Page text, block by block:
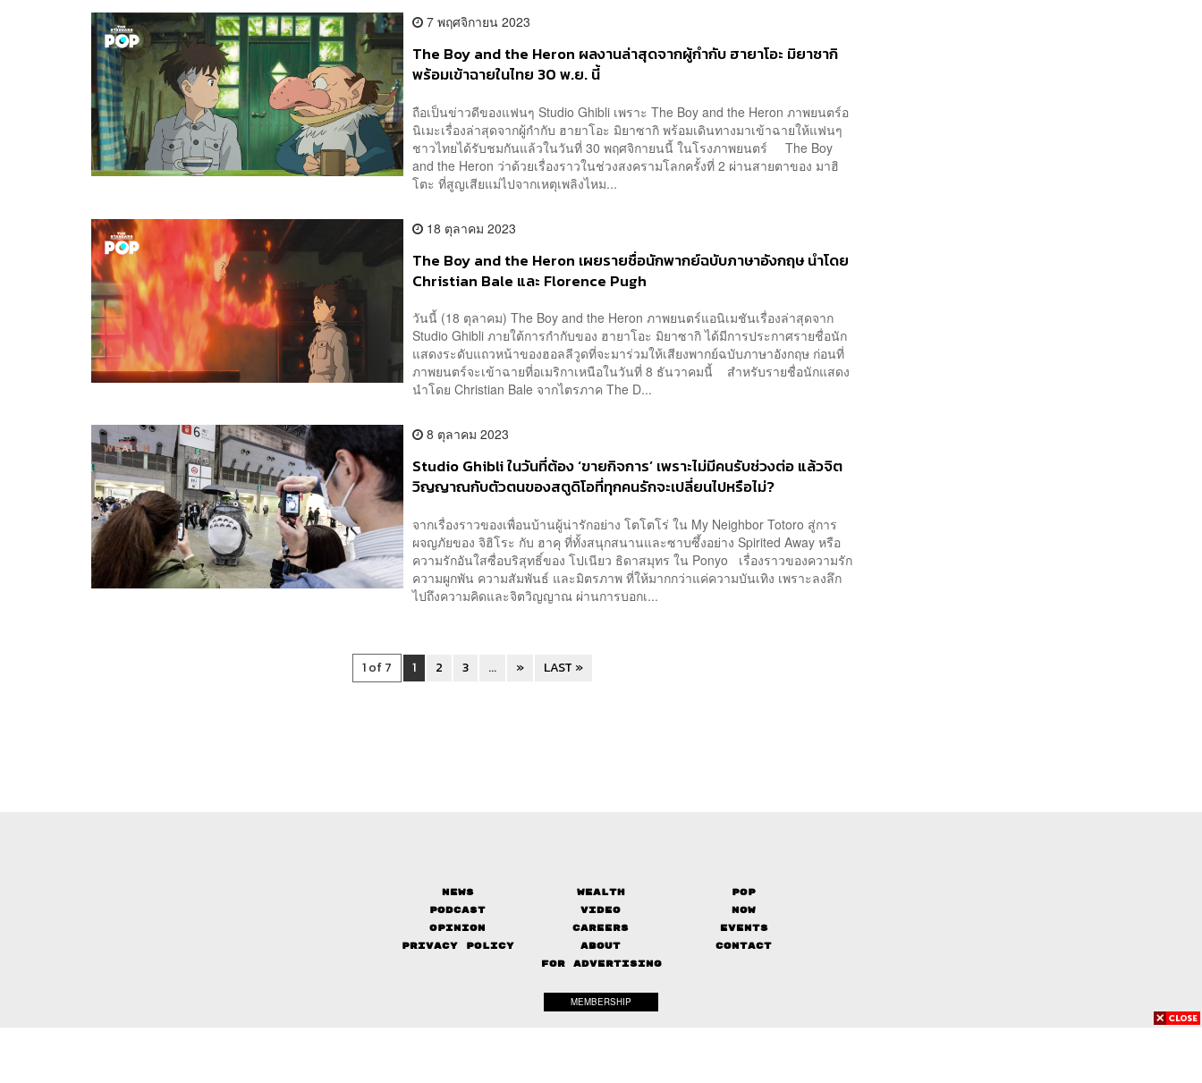
7 พฤศจิกายน 2023
The Boy and the Heron ผลงานล่าสุดจากผู้กำกับ ฮายาโอะ มิยาซากิ
พร้อมเข้าฉายในไทย 30 พ.ย. นี้
ถือเป็นข่าวดีของแฟนๆ Studio Ghibli เพราะ The Boy and the Heron ภาพยนตร์อ
นิเมะเรื่องล่าสุดจากผู้กำกับ ฮายาโอะ มิยาซากิ พร้อมเดินทางมาเข้าฉายให้แฟนๆ
ชาวไทยได้รับชมกันแล้วในวันที่ 30 พฤศจิกายนนี้ ในโรงภาพยนตร์ The Boy
and the Heron ว่าด้วยเรื่องราวในช่วงสงครามโลกครั้งที่ 2 ผ่านสายตาของ มาฮิ
โตะ ที่สูญเสียแม่ไปจากเหตุเพลิงไหม...
18 ตุลาคม 2023
The Boy and the Heron เผยรายชื่อนักพากย์ฉบับภาษาอังกฤษ นำโดย
Christian Bale และ Florence Pugh
วันนี้ (18 ตุลาคม) The Boy and the Heron ภาพยนตร์แอนิเมชันเรื่องล่าสุดจาก
Studio Ghibli ภายใต้การกำกับของ ฮายาโอะ มิยาซากิ ได้มีการประกาศรายชื่อนัก
แสดงระดับแถวหน้าของฮอลลีวูดที่จะมาร่วมให้เสียงพากย์ฉบับภาษาอังกฤษ ก่อนที่
ภาพยนตร์จะเข้าฉายที่อเมริกาเหนือในวันที่ 8 ธันวาคมนี้ สำหรับรายชื่อนักแสดง
นำโดย Christian Bale จากไตรภาค The D...
8 ตุลาคม 2023
Studio Ghibli ในวันที่ต้อง ‘ขายกิจการ’ เพราะไม่มีคนรับช่วงต่อ แล้วจิต
วิญญาณกับตัวตนของสตูดิโอที่ทุกคนรักจะเปลี่ยนไปหรือไม่?
จากเรื่องราวของเพื่อนบ้านผู้น่ารักอย่าง โตโตโร่ ใน My Neighbor Totoro สู่การ
ผจญภัยของ จิฮิโระ กับ ฮาคุ ที่ทั้งสนุกสนานและซาบซึ้งอย่าง Spirited Away หรือ
ความรักอันใสซื่อบริสุทธิ์ของ โปเนียว ธิดาสมุทร ใน Ponyo เรื่องราวของความรัก
ความผูกพัน ความสัมพันธ์ และมิตรภาพ ที่ให้มากกว่าแค่ความบันเทิง เพราะลงลึก
ไปถึงความคิดและจิตวิญญาณ ผ่านการบอกเ...
1 of 7 1 2 3 ... » LAST »
News Wealth
Pop
Podcast
Video
Now
Opinion
Careers
Events
Privacy Policy
About
Contact
FOR ADVERTISING
MEMBERSHIP